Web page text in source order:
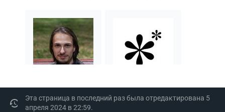
АндрейГ ВШМ
Эта страница в последний раз была отредактирована 5
апреля 2024 в 22:59.